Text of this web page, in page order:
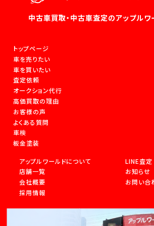
中古車買取・中古車査定のアップルワ
トップページ
車を売りたい
車を買いたい
査定依頼
オークション代行
高価買取の理由
お客様の声
よくある質問
車検
板金塗装
アップルワールドについて
店舗一覧
会社概要
採用情報
LINE査定
お知らせ
お問い合